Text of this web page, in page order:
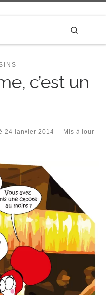
Search
c’est un
24 janvier 2014 -
Mis à jour